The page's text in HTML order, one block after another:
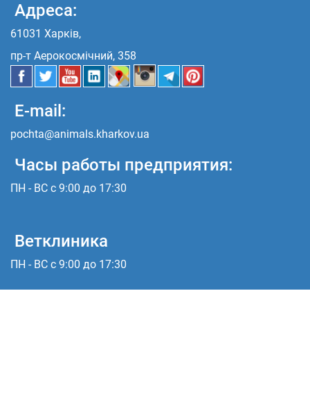
Адреса:
61031 Харків,
пр-т Аерокосмічний, 358
E-mail:
pochta@animals.kharkov.ua
Часы работы предприятия:
ПН - ВС с 9:00 до 17:30
Ветклиника
ПН - ВС с 9:00 до 17:30